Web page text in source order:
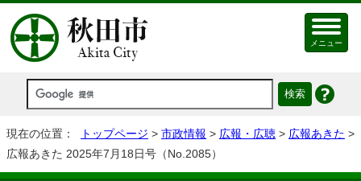
メニュー
現在の位置： トップページ > 市政情報 > 広報・広聴 > 広報あきた >
広報あきた 2025年7月18日号（No.2085）